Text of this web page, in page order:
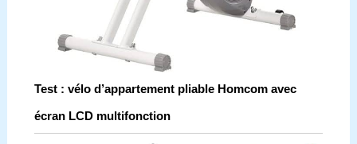
Test : vélo d’appartement pliable Homcom avec
écran LCD multifonction